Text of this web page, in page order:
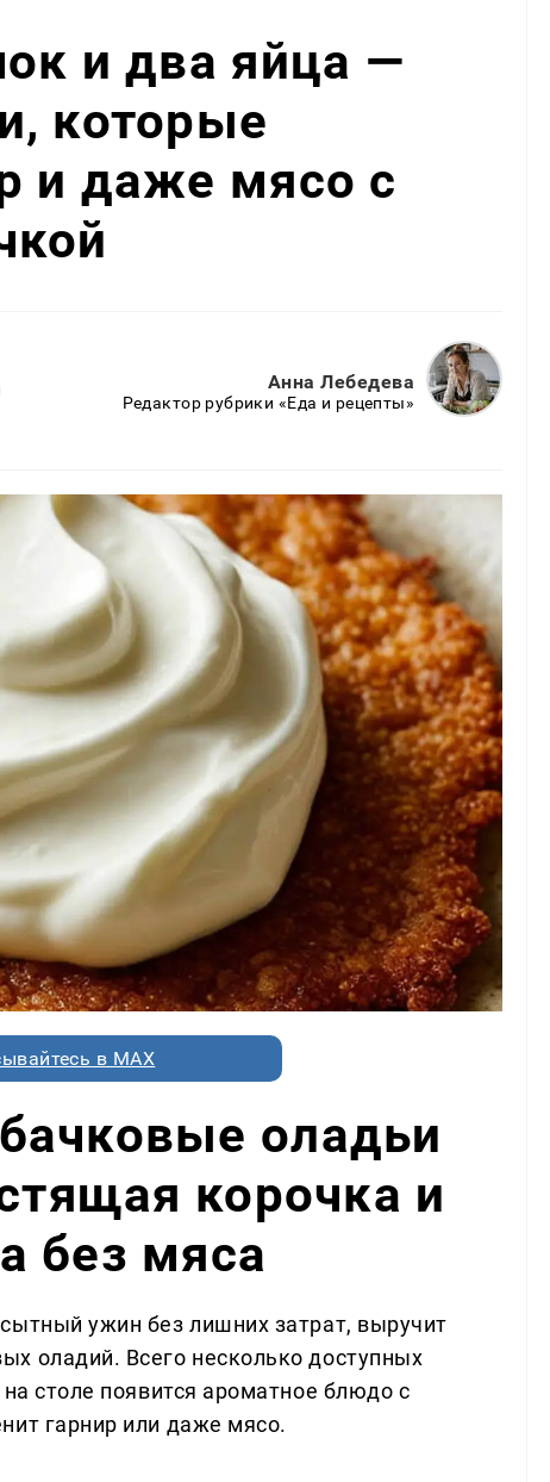
и два яйца —
которые
и даже мясо с
Анна Лебедева
Редактор рубрики «Еда и рецепты»
в MAX
оладьи
корочка и
без мяса
ужин без лишних затрат, выручит
оладий. Всего несколько доступных
столе появится ароматное блюдо с
гарнир или даже мясо.